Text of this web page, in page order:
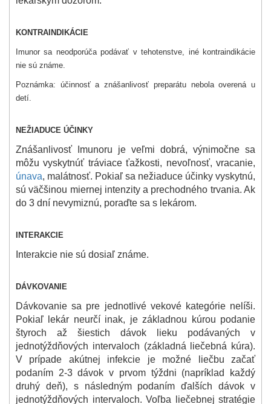
KONTRAINDIKÁCIE
Imunor sa neodporúča podávať v tehotenstve, iné kontraindikácie
nie sú známe.
Poznámka: účinnosť a znášanlivosť preparátu nebola overená u
detí.
NEŽIADUCE ÚČINKY
Znášanlivosť Imunoru je veľmi dobrá, výnimočne sa
môžu vyskytnúť tráviace ťažkosti, nevoľnosť, vracanie,
únava, malátnosť. Pokiaľ sa nežiaduce účinky vyskytnú,
sú väčšinou miernej intenzity a prechodného trvania. Ak
do 3 dní nevymiznú, poraďte sa s lekárom.
INTERAKCIE
Interakcie nie sú dosiaľ známe.
DÁVKOVANIE
Dávkovanie sa pre jednotlivé vekové kategórie nelíši.
Pokiaľ lekár neurčí inak, je základnou kúrou podanie
štyroch až šiestich dávok lieku podávaných v
jednotýždňových intervaloch (základná liečebná kúra).
V prípade akútnej infekcie je možné liečbu začať
podaním 2-3 dávok v prvom týždni (napríklad každý
druhý deň), s následným podaním ďalších dávok v
jednotýždňových intervaloch. Voľba liečebnej stratégie